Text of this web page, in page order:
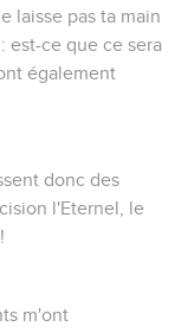
laisse pas ta main
est-ce que ce sera
également
donc des
l'Eternel, le
m'ont